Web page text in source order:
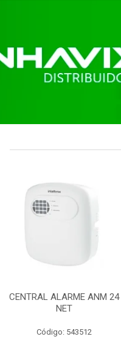
CENTRAL ALARME ANM 24
NET
Código: 543512